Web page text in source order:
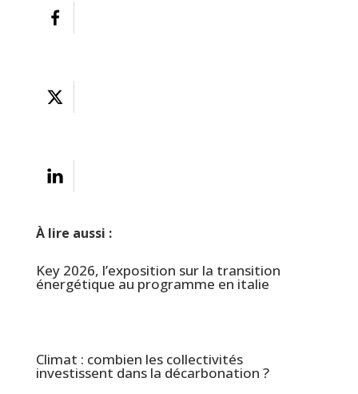
À lire aussi :
Key 2026, l’exposition sur la transition
énergétique au programme en italie
Climat : combien les collectivités
investissent dans la décarbonation ?